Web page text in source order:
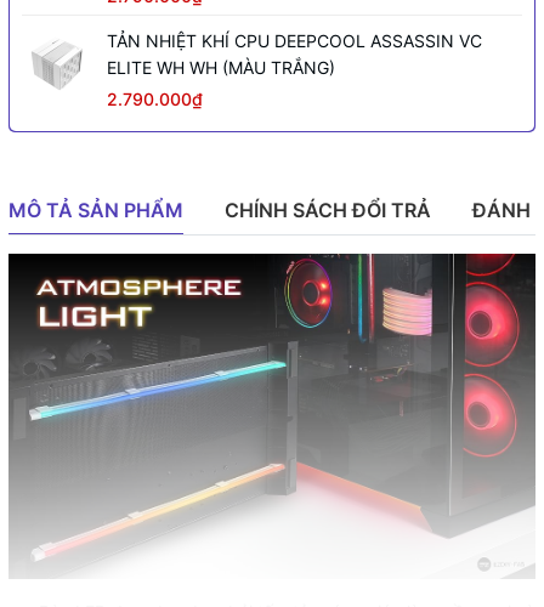
TẢN NHIỆT KHÍ CPU DEEPCOOL ASSASSIN VC
ELITE WH WH (MÀU TRẮNG)
2.790.000₫
MÔ TẢ SẢN PHẨM CHÍNH SÁCH ĐỔI TRẢ ĐÁNH